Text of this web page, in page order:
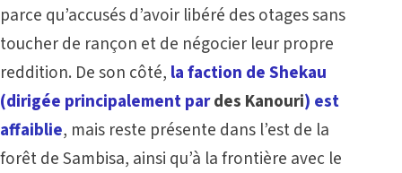
parce qu’accusés d’avoir libéré des otages sans
toucher de rançon et de négocier leur propre
reddition. De son côté, la faction de Shekau
(dirigée principalement pardes Kanouri) est
affaiblie, mais reste présente dans l’est de la
forêt de Sambisa, ainsi qu’à la frontière avec le